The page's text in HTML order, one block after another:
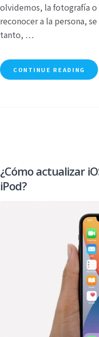
olvidemos, la fotografía
reconocer a la persona,
tanto, …
CONTINUE READING
¿Cómo actualizar
iPod?